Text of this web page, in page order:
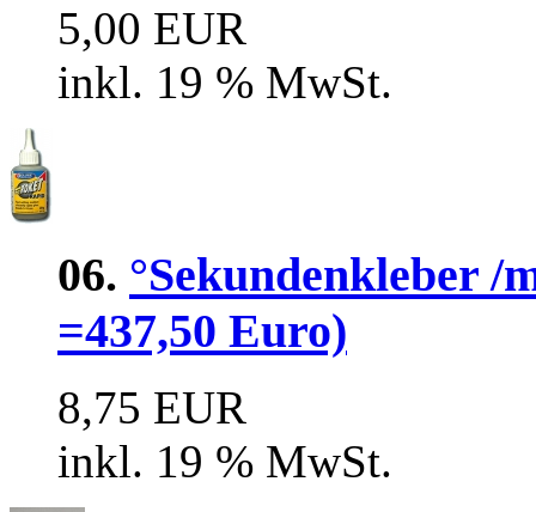
5,00 EUR
inkl. 19 % MwSt.
06. °Sekundenkleber /
=437,50 Euro)
8,75 EUR
inkl. 19 % MwSt.